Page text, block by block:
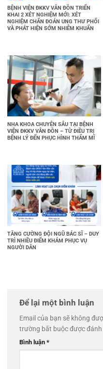
BỆNH VIỆN ĐKKV VÂN ĐỒN TRIỂN
KHAI 2 XÉT NGHIỆM MỚI: XÉT
NGHIỆM CHẨN ĐOÁN UNG THƯ PHỔI
VÀ PHÁT HIỆN SỚM NHIỄM KHUẨN
NHA KHOA CHUYÊN SÂU TẠI BỆNH
VIỆN ĐKKV VÂN ĐỒN – TỪ ĐIỀU TRỊ
BỆNH LÝ ĐẾN PHỤC HÌNH THẨM MĨ
TĂNG CƯỜNG ĐỘI NGŨ BÁC SĨ – DUY
TRÌ NHIỀU ĐIỂM KHÁM PHỤC VỤ
NGƯỜI DÂN
Để lại một bình luận
Email của bạn sẽ không
trường bắt buộc được đánh
Bình luận *